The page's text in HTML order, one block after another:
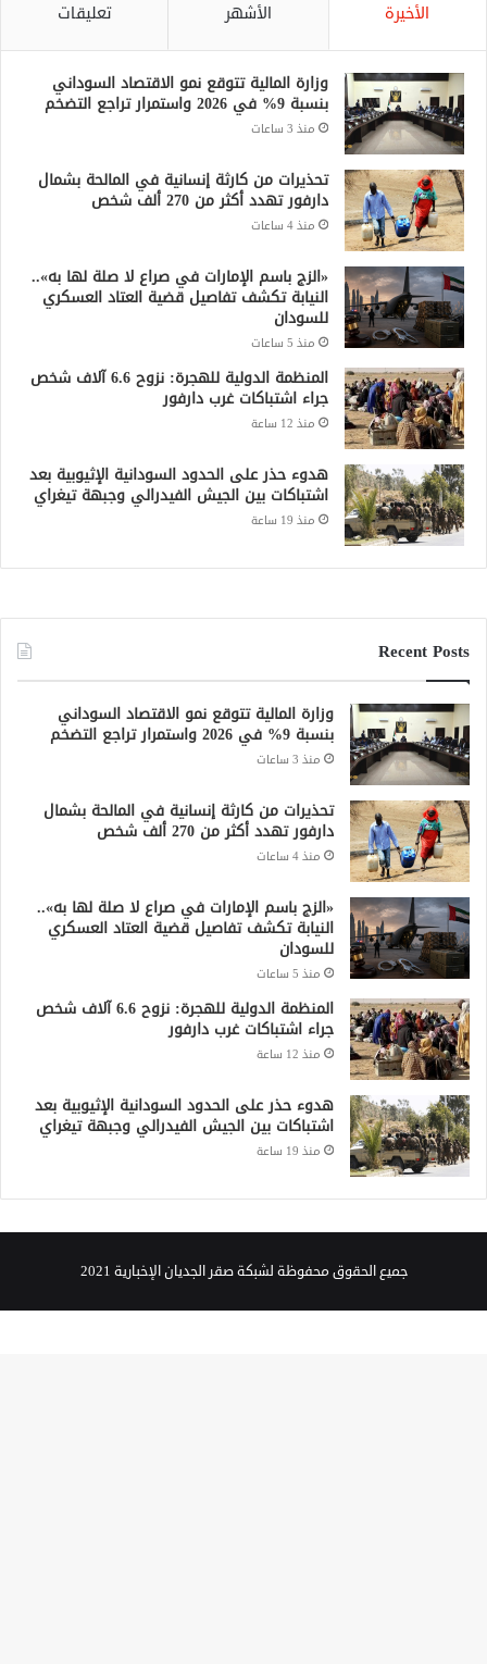
الأخيرة الأشهر تعليقات
وزارة المالية تتوقع نمو الاقتصاد السوداني
بنسبة 9% في 2026 واستمرار تراجع التضخم
منذ 3 ساعات
تحذيرات من كارثة إنسانية في المالحة بشمال
دارفور تهدد أكثر من 270 ألف شخص
منذ 4 ساعات
«الزج باسم الإمارات في صراع لا صلة لها به»..
النيابة تكشف تفاصيل قضية العتاد العسكري
للسودان
منذ 5 ساعات
المنظمة الدولية للهجرة: نزوح 6.6 آلاف شخص
جراء اشتباكات غرب دارفور
منذ 12 ساعة
هدوء حذر على الحدود السودانية الإثيوبية بعد
اشتباكات بين الجيش الفيدرالي وجبهة تيغراي
منذ 19 ساعة
Recent Posts
وزارة المالية تتوقع نمو الاقتصاد السوداني
بنسبة 9% في 2026 واستمرار تراجع التضخم
منذ 3 ساعات
تحذيرات من كارثة إنسانية في المالحة بشمال
دارفور تهدد أكثر من 270 ألف شخص
منذ 4 ساعات
«الزج باسم الإمارات في صراع لا صلة لها به»..
النيابة تكشف تفاصيل قضية العتاد العسكري
للسودان
منذ 5 ساعات
المنظمة الدولية للهجرة: نزوح 6.6 آلاف شخص
جراء اشتباكات غرب دارفور
منذ 12 ساعة
هدوء حذر على الحدود السودانية الإثيوبية بعد
اشتباكات بين الجيش الفيدرالي وجبهة تيغراي
منذ 19 ساعة
جميع الحقوق محفوظة لشبكة صقر الجديان الإخبارية 2021